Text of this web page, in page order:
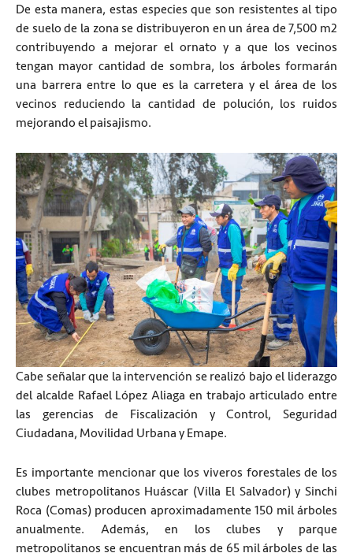
De esta manera, estas especies que son resistentes al tipo
de suelo de la zona se distribuyeron en un área de 7,500 m2
contribuyendo a mejorar el ornato y a que los vecinos
tengan mayor cantidad de sombra, los árboles formarán
una barrera entre lo que es la carretera y el área de los
vecinos reduciendo la cantidad de polución, los ruidos
mejorando el paisajismo.
Cabe señalar que la intervención se realizó bajo el liderazgo
del alcalde Rafael López Aliaga en trabajo articulado entre
las gerencias de Fiscalización y Control, Seguridad
Ciudadana, Movilidad Urbana y Emape.
Es importante mencionar que los viveros forestales de los
clubes metropolitanos Huáscar (Villa El Salvador) y Sinchi
Roca (Comas) producen aproximadamente 150 mil árboles
anualmente. Además, en los clubes y parque
metropolitanos se encuentran más de 65 mil árboles de las